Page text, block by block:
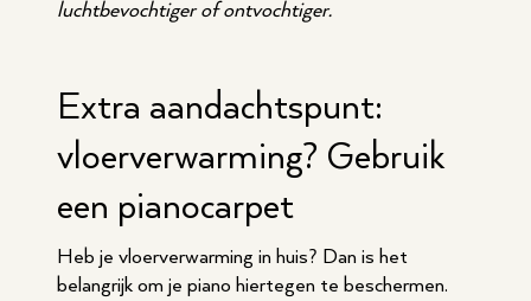
luchtbevochtiger of ontvochtiger.
Extra aandachtspunt:
vloerverwarming? Gebruik
een pianocarpet
Heb je vloerverwarming in huis? Dan is het
belangrijk om je piano hiertegen te beschermen.